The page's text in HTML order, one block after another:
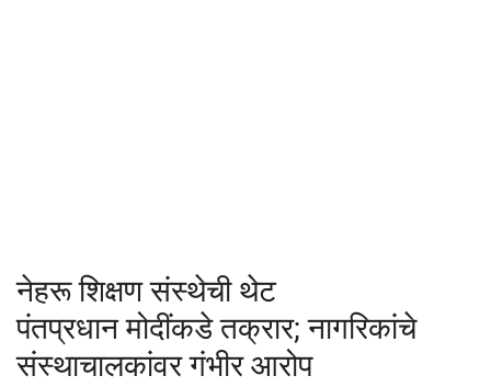
गॅलरी
Language
नेहरू शिक्षण संस्थेची थेट
पंतप्रधान मोदींकडे तक्रार; नागरिकांचे
संस्थाचालकांवर गंभीर आरोप